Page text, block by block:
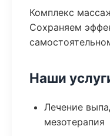
Комплекс
Сохраняем
Наши
Лечение
мезотерапия